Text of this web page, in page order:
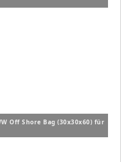
Off Shore Bag (30x30x60) für